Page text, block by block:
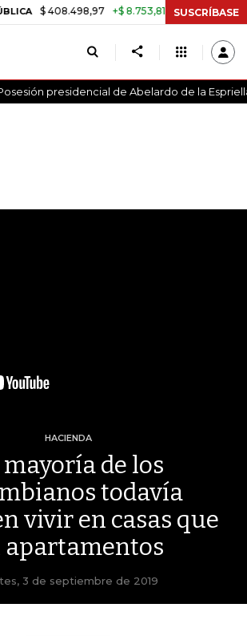
+$ 8.753,81 +2,19% TASA DE
SUSCRÍBASE
presidencial de Abelardo de la
HACIENDA
mayoría de los
todavía
vivir en casas que
apartamentos
3 de septiembre de 2019